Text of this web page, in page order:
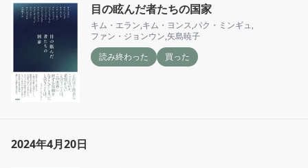
目の眩んだ者たちの国家
キム・エラン,キム・ヨンス,パク・ミンギュ,
ファン・ジョンウン,矢島暁子
読み終わった
買った
2024年4月20日